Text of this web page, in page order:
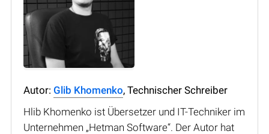
Autor: Glib Khomenko, Technischer Schreiber
Hlib Khomenko ist Übersetzer und IT-Techniker im
Unternehmen „Hetman Software“. Der Autor hat